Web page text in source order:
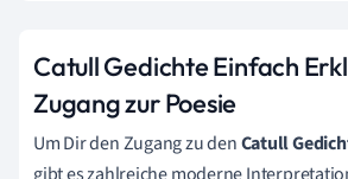
Catull Gedichte Einfach
Zugang zur Poesie
Um Dir den Zugang zu denCatull
gibt es zahlreiche moderne